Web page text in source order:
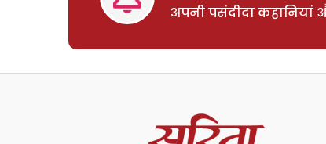
अपनी पसंदीदा कहानियां